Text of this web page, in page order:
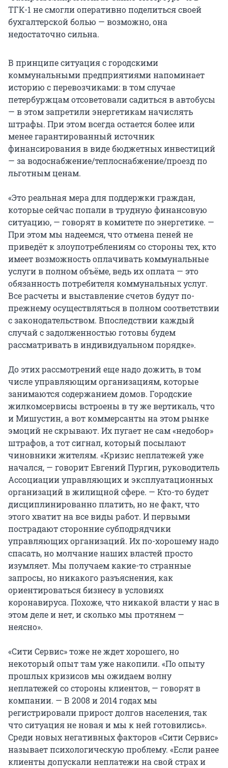
ТГК-1 не смогли оперативно поделиться своей
бухгалтерской болью — возможно, она
недостаточно сильна.
В принципе ситуация с городскими
коммунальными предприятиями напоминает
историю с перевозчиками: в том случае
петербуржцам отсоветовали садиться в автобусы
— в этом запретили энергетикам начислять
штрафы. При этом всегда остается более или
менее гарантированный источник
финансирования в виде бюджетных инвестиций
— за водоснабжение/теплоснабжение/проезд по
льготным ценам.
«Это реальная мера для поддержки граждан,
которые сейчас попали в трудную финансовую
ситуацию, — говорят в комитете по энергетике. —
При этом мы надеемся, что отмена пеней не
приведёт к злоупотреблениям со стороны тех, кто
имеет возможность оплачивать коммунальные
услуги в полном объёме, ведь их оплата — это
обязанность потребителя коммунальных услуг.
Все расчеты и выставление счетов будут по-
прежнему осуществляться в полном соответствии
с законодательством. Впоследствии каждый
случай с задолженностью готовы будем
рассматривать в индивидуальном порядке».
До этих рассмотрений еще надо дожить, в том
числе управляющим организациям, которые
занимаются содержанием домов. Городские
жилкомсервисы встроены в ту же вертикаль, что
и Мишустин, а вот коммерсанты на этом рынке
эмоций не скрывают. Их пугает не сам «недобор»
штрафов, а тот сигнал, который посылают
чиновники жителям. «Кризис неплатежей уже
начался, — говорит Евгений Пургин, руководитель
Ассоциации управляющих и эксплуатационных
организаций в жилищной сфере. — Кто-то будет
дисциплинированно платить, но не факт, что
этого хватит на все виды работ. И первыми
пострадают сторонние субподрядчики
управляющих организаций. Их по-хорошему надо
спасать, но молчание наших властей просто
изумляет. Мы получаем какие-то странные
запросы, но никакого разъяснения, как
ориентироваться бизнесу в условиях
коронавируса. Похоже, что никакой власти у нас в
этом деле и нет, и сколько мы протянем —
неясно».
«Сити Сервис» тоже не ждет хорошего, но
некоторый опыт там уже накопили. «По опыту
прошлых кризисов мы ожидаем волну
неплатежей со стороны клиентов, — говорят в
компании. — В 2008 и 2014 годах мы
регистрировали прирост долгов населения, так
что ситуация не новая и мы к ней готовились».
Среди новых негативных факторов «Сити Сервис»
называет психологическую проблему. «Если ранее
клиенты допускали неплатежи на свой страх и